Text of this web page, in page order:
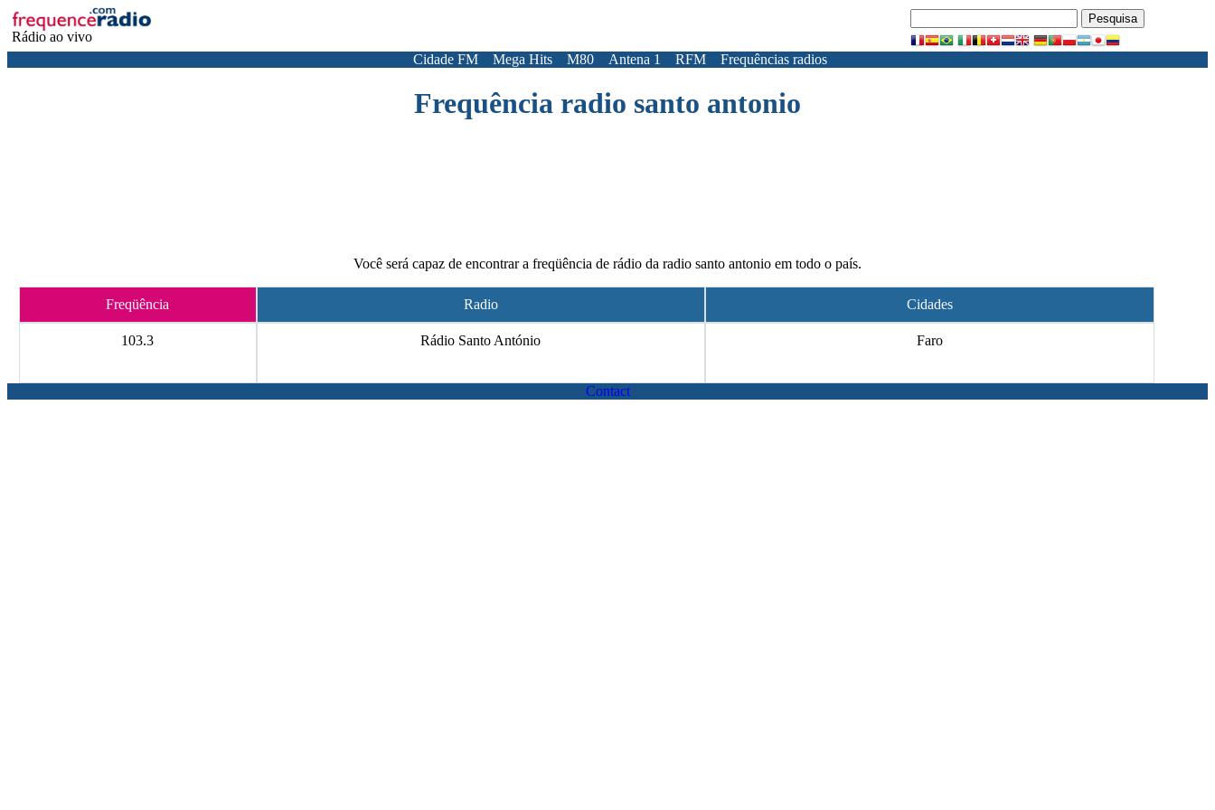
Rádio ao vivo
Cidade FM
Mega Hits M80 Antena 1 RFM Frequências radios
Frequência radio santo antonio
Você será capaz de encontrar a freqüência de rádio da radio santo antonio em todo o país.
Freqüência Radio Cidades
103.3 Rádio Santo António Faro
Contact